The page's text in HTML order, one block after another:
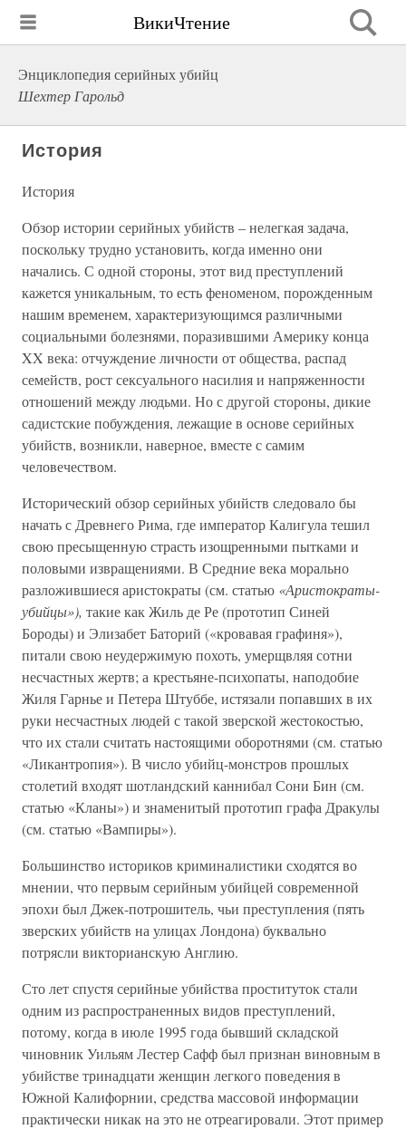
ВикиЧтение
Энциклопедия серийных убийц
Шехтер Гарольд
История
История
Обзор истории серийных убийств – нелегкая задача,
поскольку трудно установить, когда именно они
начались. С одной стороны, этот вид преступлений
кажется уникальным, то есть феноменом, порожденным
нашим временем, характеризующимся различными
социальными болезнями, поразившими Америку конца
XX века: отчуждение личности от общества, распад
семейств, рост сексуального насилия и напряженности
отношений между людьми. Но с другой стороны, дикие
садистские побуждения, лежащие в основе серийных
убийств, возникли, наверное, вместе с самим
человечеством.
Исторический обзор серийных убийств следовало бы
начать с Древнего Рима, где император Калигула тешил
свою пресыщенную страсть изощренными пытками и
половыми извращениями. В Средние века морально
разложившиеся аристократы (см. статью «Аристократы-
убийцы»), такие как Жиль де Ре (прототип Синей
Бороды) и Элизабет Баторий («кровавая графиня»),
питали свою неудержимую похоть, умерщвляя сотни
несчастных жертв; а крестьяне-психопаты, наподобие
Жиля Гарнье и Петера Штуббе, истязали попавших в их
руки несчастных людей с такой зверской жестокостью,
что их стали считать настоящими оборотнями (см. статью
«Ликантропия»). В число убийц-монстров прошлых
столетий входят шотландский каннибал Сони Бин (см.
статью «Кланы») и знаменитый прототип графа Дракулы
(см. статью «Вампиры»).
Большинство историков криминалистики сходятся во
мнении, что первым серийным убийцей современной
эпохи был Джек-потрошитель, чьи преступления (пять
зверских убийств на улицах Лондона) буквально
потрясли викторианскую Англию.
Сто лет спустя серийные убийства проституток стали
одним из распространенных видов преступлений,
потому, когда в июле 1995 года бывший складской
чиновник Уильям Лестер Сафф был признан виновным в
убийстве тринадцати женщин легкого поведения в
Южной Калифорнии, средства массовой информации
практически никак на это не отреагировали. Этот пример